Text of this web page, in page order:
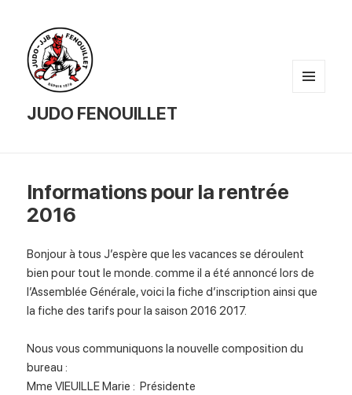
JUDO FENOUILLET
Informations pour la rentrée
2016
Bonjour à tous J’espère que les vacances se déroulent
bien pour tout le monde. comme il a été annoncé lors de
l’Assemblée Générale, voici la fiche d’inscription ainsi que
la fiche des tarifs pour la saison 2016 2017.
Nous vous communiquons la nouvelle composition du
bureau :
Mme VIEUILLE Marie : Présidente